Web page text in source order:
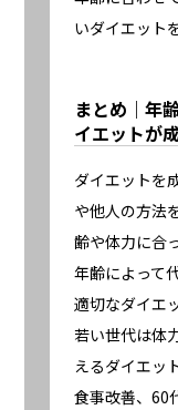
いダイエット
まとめ｜年
イエットが
ダイエットを
や他人の方法
齢や体力に合
年齢によって
適切なダイエ
若い世代は体
えるダイエッ
食事改善、60